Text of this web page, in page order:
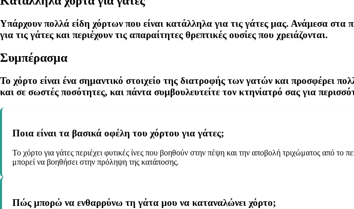
Υπάρχουν πολλά είδη χόρτων που είναι κατάλληλα για τις γάτες μας. Ανάμεσα
για τις γάτες και περιέχουν τις απαραίτητες θρεπτικές ουσίες που χρειάζονται.
Συμπέρασμα
Το χόρτο είναι ένα σημαντικό στοιχείο της διατροφής των γατών και προσφέρει
και σε σωστές ποσότητες, και πάντα συμβουλευτείτε τον κτηνίατρό σας για
Ποια είναι τα βασικά οφέλη του χόρτου για γάτες;
Το χόρτο για γάτες περιέχει φυτικές ίνες που βοηθούν στην πέψη και την αποβολή τριχώματος από το
μπορεί να βοηθήσει στην πρόληψη της κατάποσης.
Πώς μπορώ να ενθαρρύνω τη γάτα μου να καταναλώνει χόρτο;